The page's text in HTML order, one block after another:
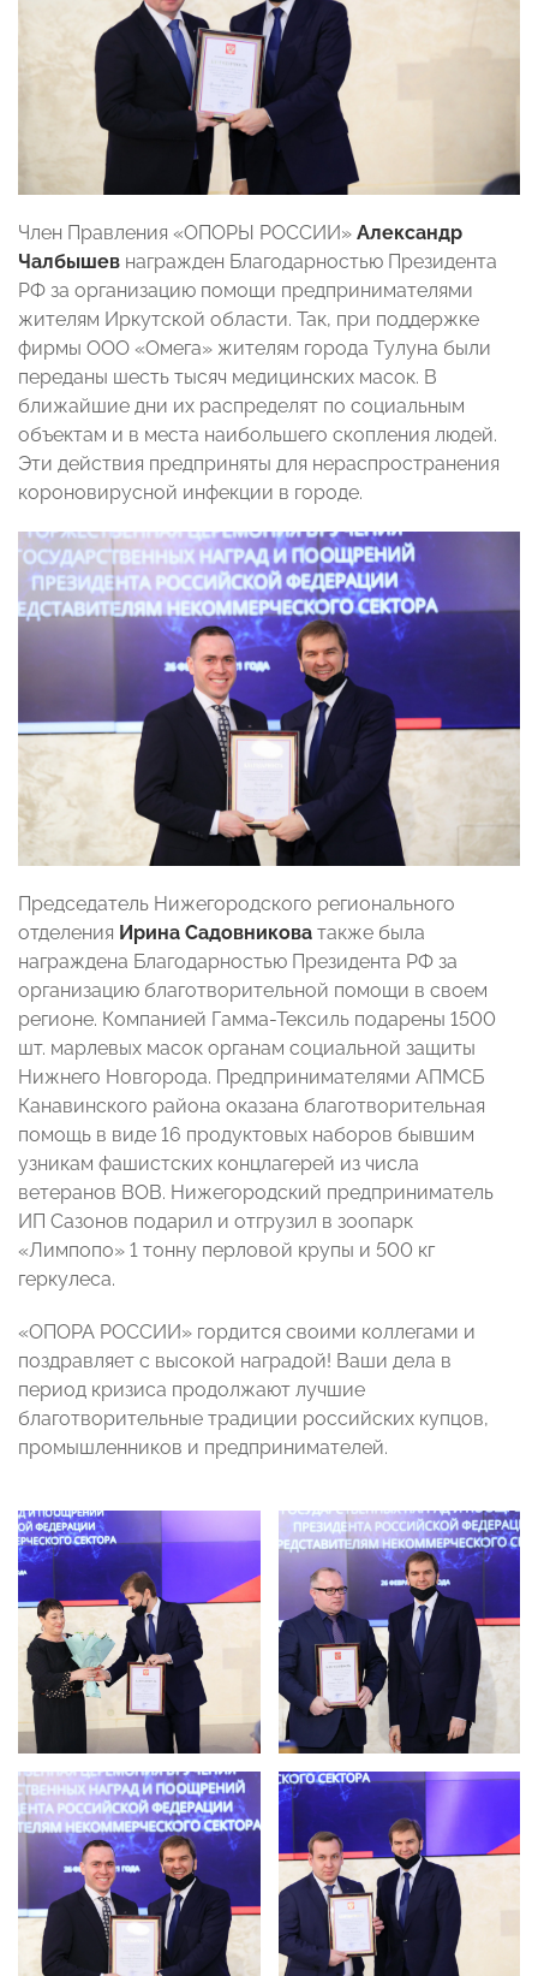
Член Правления «ОПОРЫ РОССИИ» Александр
Чалбышев награжден Благодарностью Президента
РФ за организацию помощи предпринимателями
жителям Иркутской области. Так, при поддержке
фирмы ООО «Омега» жителям города Тулуна были
переданы шесть тысяч медицинских масок. В
ближайшие дни их распределят по социальным
объектам и в места наибольшего скопления людей.
Эти действия предприняты для нераспространения
короновирусной инфекции в городе.
Председатель Нижегородского регионального
отделения Ирина Садовникова также была
награждена Благодарностью Президента РФ за
организацию благотворительной помощи в своем
регионе. Компанией Гамма-Тексиль подарены 1500
шт. марлевых масок органам социальной защиты
Нижнего Новгорода. Предпринимателями АПМСБ
Канавинского района оказана благотворительная
помощь в виде 16 продуктовых наборов бывшим
узникам фашистских концлагерей из числа
ветеранов ВОВ. Нижегородский предприниматель
ИП Сазонов подарил и отгрузил в зоопарк
«Лимпопо» 1 тонну перловой крупы и 500 кг
геркулеса.
«ОПОРА РОССИИ» гордится своими коллегами и
поздравляет с высокой наградой! Ваши дела в
период кризиса продолжают лучшие
благотворительные традиции российских купцов,
промышленников и предпринимателей.